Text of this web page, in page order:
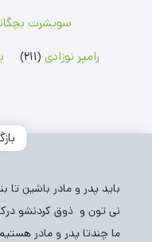
سویشرت
رامپر نوزادی (211)
باید پدر و مادر باشین
نی تون و ذوق کردنشو
ما چندتا پدر و مادر